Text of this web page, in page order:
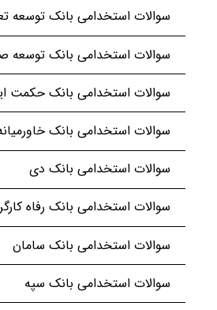
سوالات استخدامی بانک توسعه
سوالات استخدامی بانک توسعه
سوالات استخدامی بانک حکمت
سوالات استخدامی بانک
سوالات استخدامی بانک دی
سوالات استخدامی بانک رفاه
سوالات استخدامی بانک سامان
سوالات استخدامی بانک سپه